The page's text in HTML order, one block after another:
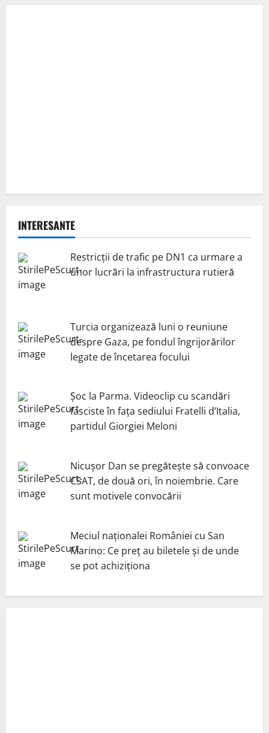
INTERESANTE
Restricții de trafic pe DN1 ca urmare a
unor lucrări la infrastructura rutieră
Turcia organizează luni o reuniune
despre Gaza, pe fondul îngrijorărilor
legate de încetarea focului
Șoc la Parma. Videoclip cu scandări
fasciste în fața sediului Fratelli d’Italia,
partidul Giorgiei Meloni
Nicuşor Dan se pregăteşte să convoace
CSAT, de două ori, în noiembrie. Care
sunt motivele convocării
Meciul naționalei României cu San
Marino: Ce preț au biletele și de unde
se pot achiziționa